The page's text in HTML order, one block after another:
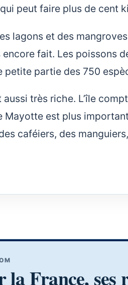
peut faire plus de cent
lagons et des
encore fait. Les poissons
petite partie des 750
aussi très riche. L’île
Mayotte est plus
caféiers, des
France, ses